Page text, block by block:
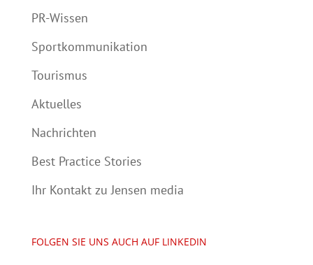
PR-Wissen
Sportkommunikation
Tourismus
Aktuelles
Nachrichten
Best Practice Stories
Ihr Kontakt zu Jensen media
FOLGEN SIE UNS AUCH AUF LINKEDIN